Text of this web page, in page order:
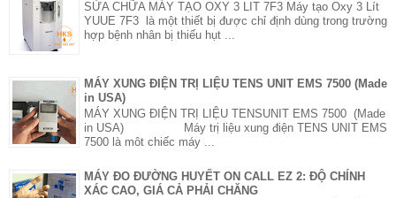
SỬA CHỮA MÁY TẠO OXY 3 LIT 7F3 Máy tạo Oxy 3 Lít
YUUE 7F3 là một thiết bị được chỉ định dùng trong trường
hợp bệnh nhân bị thiếu hụt ...
MÁY XUNG ĐIỆN TRỊ LIỆU TENS UNIT EMS 7500 (Made
in USA)
MÁY XUNG ĐIỆN TRỊ LIỆU TENSUNIT EMS 7500 (Made
in USA) Máy trị liệu xung điện TENS UNIT EMS
7500 là môt chiếc máy ...
MÁY ĐO ĐƯỜNG HUYẾT ON CALL EZ 2: ĐỘ CHÍNH
XÁC CAO, GIÁ CẢ PHẢI CHĂNG